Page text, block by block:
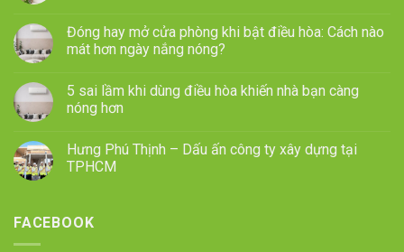
Đóng hay mở cửa phòng khi bật điều hòa: Cách nào
mát hơn ngày nắng nóng?
5 sai lầm khi dùng điều hòa khiến nhà bạn càng
nóng hơn
Hưng Phú Thịnh – Dấu ấn công ty xây dựng tại
TPHCM
FACEBOOK